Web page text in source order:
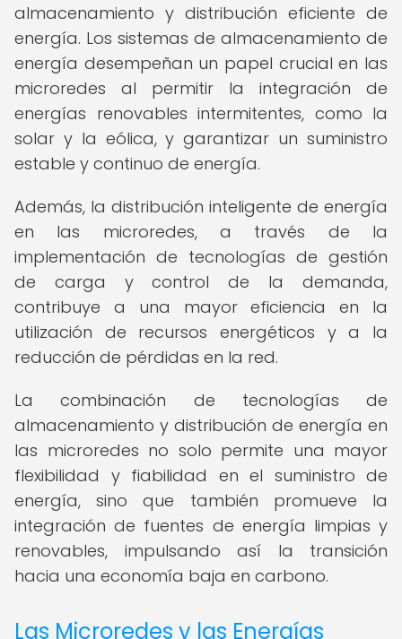
almacenamiento y distribución eficiente de
energía. Los sistemas de almacenamiento de
energía desempeñan un papel crucial en las
microredes al permitir la integración de
energías renovables intermitentes, como la
solar y la eólica, y garantizar un suministro
estable y continuo de energía.
Además, la distribución inteligente de energía
en las microredes, a través de la
implementación de tecnologías de gestión
de carga y control de la demanda,
contribuye a una mayor eficiencia en la
utilización de recursos energéticos y a la
reducción de pérdidas en la red.
La combinación de tecnologías de
almacenamiento y distribución de energía en
las microredes no solo permite una mayor
flexibilidad y fiabilidad en el suministro de
energía, sino que también promueve la
integración de fuentes de energía limpias y
renovables, impulsando así la transición
hacia una economía baja en carbono.
Las Microredes y las Energías